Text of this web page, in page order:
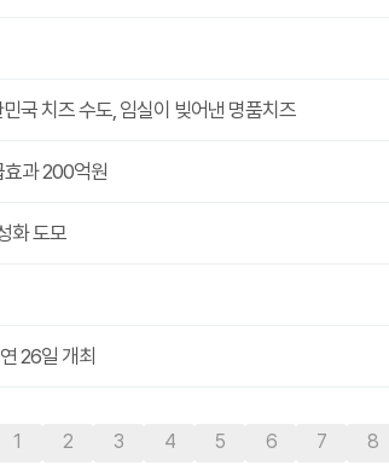
국 치즈 수도, 임실이 빚어낸 명품치즈
효과 200억원
화 도모
26일 개최
1 2 3 4 5 6 7 8